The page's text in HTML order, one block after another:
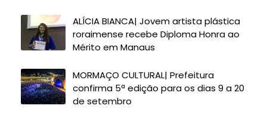
ALÍCIA BIANCA| Jovem artista plástica
roraimense recebe Diploma Honra ao
Mérito em Manaus
MORMAÇO CULTURAL| Prefeitura
confirma 5ª edição para os dias 9 a 20
de setembro